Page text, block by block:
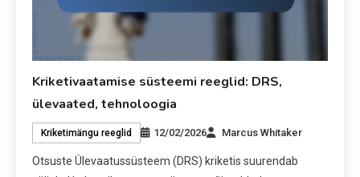
Kriketivaatamise süsteemi reeglid: DRS,
ülevaated, tehnoloogia
Kriketimängu reeglid 12/02/2026 Marcus Whitaker
Otsuste Ülevaatussüsteem (DRS) kriketis suurendab